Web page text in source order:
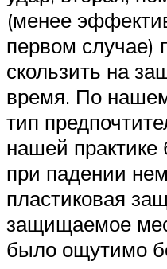
(менее
первом случае)
скользить на
время. По
тип
нашей практике
при падении
пластиковая
защищаемое
было ощутимо